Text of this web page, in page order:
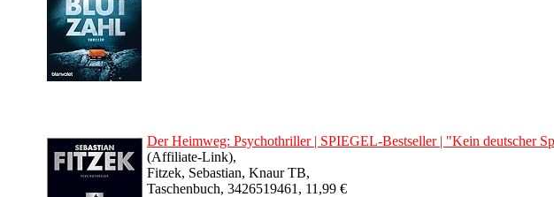
Der Heimweg: Psychothriller | SPIEGEL-Bestseller | "Kein deutscher
(Affiliate-Link),
Fitzek, Sebastian, Knaur TB,
Taschenbuch, 3426519461, 11,99 €